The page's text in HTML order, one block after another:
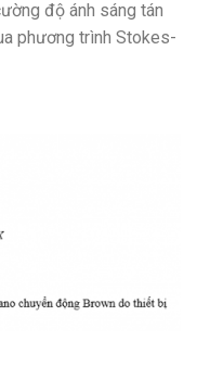
độ ánh sáng tán
phương trình Stokes-